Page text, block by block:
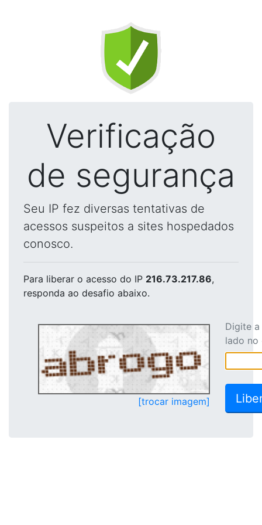
Verificação
de segurança
Seu IP fez diversas tentativas de
acessos suspeitos a sites hospedados
conosco.
Para liberar o acesso do IP 216.73.217.86,
responda ao desafio abaixo.
[trocar imagem]
Digite
lado no